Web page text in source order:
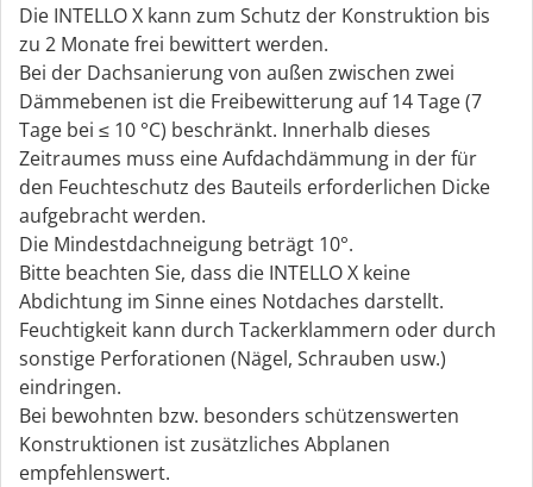
Die INTELLO X kann zum Schutz der Konstruktion bis
zu 2 Monate frei bewittert werden.
Bei der Dachsanierung von außen zwischen zwei
Dämmebenen ist die Freibewitterung auf 14 Tage (7
Tage bei ≤ 10 °C) beschränkt. Innerhalb dieses
Zeitraumes muss eine Aufdachdämmung in der für
den Feuchteschutz des Bauteils erforderlichen Dicke
aufgebracht werden.
Die Mindestdachneigung beträgt 10°.
Bitte beachten Sie, dass die INTELLO X keine
Abdichtung im Sinne eines Notdaches darstellt.
Feuchtigkeit kann durch Tackerklammern oder durch
sonstige Perforationen (Nägel, Schrauben usw.)
eindringen.
Bei bewohnten bzw. besonders schützenswerten
Konstruktionen ist zusätzliches Abplanen
empfehlenswert.